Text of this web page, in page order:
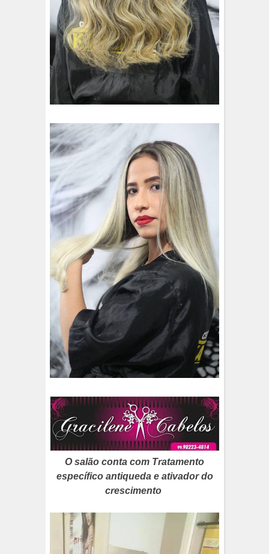
O salão conta com Tratamento
específico antiqueda e ativador do
crescimento